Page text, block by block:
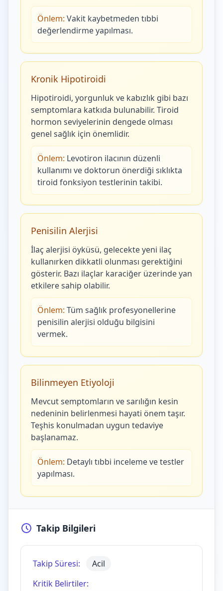
Önlem: Vakit kaybetmeden tıbbi
değerlendirme yapılması.
Kronik Hipotiroidi
Hipotiroidi, yorgunluk ve kabızlık gibi bazı
semptomlara katkıda bulunabilir. Tiroid
hormon seviyelerinin dengede olması
genel sağlık için önemlidir.
Önlem: Levotiron ilacının düzenli
kullanımı ve doktorun önerdiği sıklıkta
tiroid fonksiyon testlerinin takibi.
Penisilin Alerjisi
İlaç alerjisi öyküsü, gelecekte yeni ilaç
kullanırken dikkatli olunması gerektiğini
gösterir. Bazı ilaçlar karaciğer üzerinde yan
etkilere sahip olabilir.
Önlem: Tüm sağlık profesyonellerine
penisilin alerjisi olduğu bilgisini
vermek.
Bilinmeyen Etiyoloji
Mevcut semptomların ve sarılığın kesin
nedeninin belirlenmesi hayati önem taşır.
Teşhis konulmadan uygun tedaviye
başlanamaz.
Önlem: Detaylı tıbbi inceleme ve testler
yapılması.
Takip Bilgileri
Takip Süresi:
Acil
Kritik Belirtiler: